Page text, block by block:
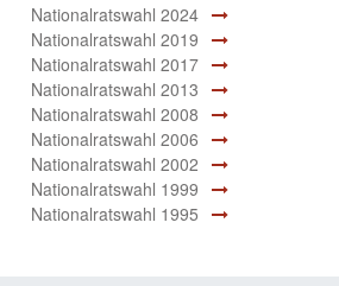
Nationalratswahl 2024
Nationalratswahl 2019
Nationalratswahl 2017
Nationalratswahl 2013
Nationalratswahl 2008
Nationalratswahl 2006
Nationalratswahl 2002
Nationalratswahl 1999
Nationalratswahl 1995